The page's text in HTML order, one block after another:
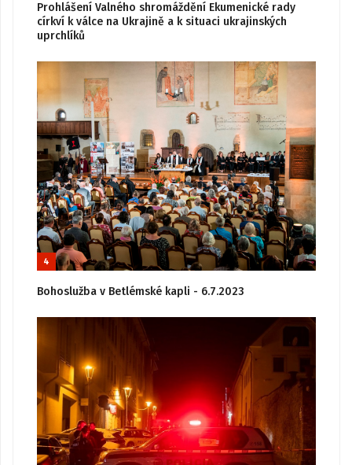
Prohlášení Valného shromáždění Ekumenické rady
církví k válce na Ukrajině a k situaci ukrajinských
uprchlíků
4
Bohoslužba v Betlémské kapli - 6.7.2023